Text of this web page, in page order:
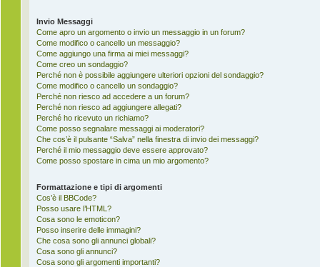
Invio Messaggi
Come apro un argomento o invio un messaggio in un forum?
Come modifico o cancello un messaggio?
Come aggiungo una firma ai miei messaggi?
Come creo un sondaggio?
Perché non è possibile aggiungere ulteriori opzioni del sondaggio?
Come modifico o cancello un sondaggio?
Perché non riesco ad accedere a un forum?
Perché non riesco ad aggiungere allegati?
Perché ho ricevuto un richiamo?
Come posso segnalare messaggi ai moderatori?
Che cos’è il pulsante “Salva” nella finestra di invio dei messaggi?
Perché il mio messaggio deve essere approvato?
Come posso spostare in cima un mio argomento?
Formattazione e tipi di argomenti
Cos’è il BBCode?
Posso usare l’HTML?
Cosa sono le emoticon?
Posso inserire delle immagini?
Che cosa sono gli annunci globali?
Cosa sono gli annunci?
Cosa sono gli argomenti importanti?